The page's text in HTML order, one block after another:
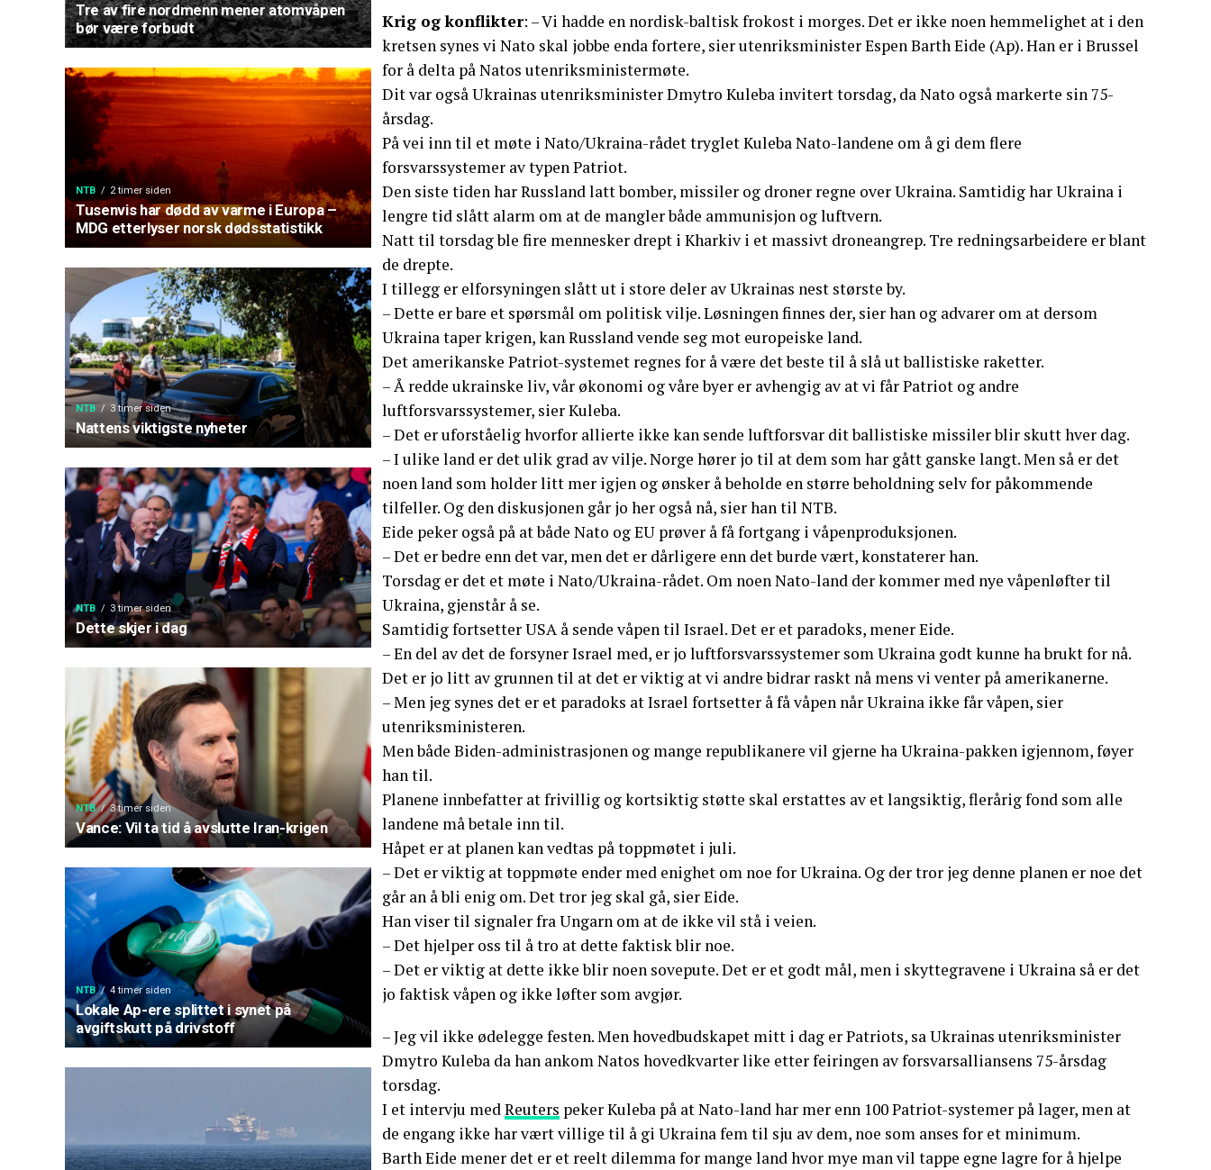
Tre av fire nordmenn mener atomvåpen
bør være forbudt
NTB 2 timer siden
Tusenvis har dødd av varme i Europa –
MDG etterlyser norsk dødsstatistikk
NTB 3 timer siden
Nattens viktigste nyheter
NTB 3 timer siden
Dette skjer i dag
NTB 3 timer siden
Vance: Vil ta tid å avslutte Iran-krigen
NTB 4 timer siden
Lokale Ap-ere splittet i synet på
avgiftskutt på drivstoff
Krig og konflikter: – Vi hadde en nordisk-baltisk frokost i morges. Det er ikke noen hemmelighet at i den
kretsen synes vi Nato skal jobbe enda fortere, sier utenriksminister Espen Barth Eide (Ap). Han er i Brussel
for å delta på Natos utenriksministermøte.
Dit var også Ukrainas utenriksminister Dmytro Kuleba invitert torsdag, da Nato også markerte sin 75-
årsdag.
På vei inn til et møte i Nato/Ukraina-rådet tryglet Kuleba Nato-landene om å gi dem flere
forsvarssystemer av typen Patriot.
Den siste tiden har Russland latt bomber, missiler og droner regne over Ukraina. Samtidig har Ukraina i
lengre tid slått alarm om at de mangler både ammunisjon og luftvern.
Natt til torsdag ble fire mennesker drept i Kharkiv i et massivt droneangrep. Tre redningsarbeidere er blant
de drepte.
I tillegg er elforsyningen slått ut i store deler av Ukrainas nest største by.
– Dette er bare et spørsmål om politisk vilje. Løsningen finnes der, sier han og advarer om at dersom
Ukraina taper krigen, kan Russland vende seg mot europeiske land.
Det amerikanske Patriot-systemet regnes for å være det beste til å slå ut ballistiske raketter.
– Å redde ukrainske liv, vår økonomi og våre byer er avhengig av at vi får Patriot og andre
luftforsvarssystemer, sier Kuleba.
– Det er uforståelig hvorfor allierte ikke kan sende luftforsvar dit ballistiske missiler blir skutt hver dag.
– I ulike land er det ulik grad av vilje. Norge hører jo til at dem som har gått ganske langt. Men så er det
noen land som holder litt mer igjen og ønsker å beholde en større beholdning selv for påkommende
tilfeller. Og den diskusjonen går jo her også nå, sier han til NTB.
Eide peker også på at både Nato og EU prøver å få fortgang i våpenproduksjonen.
– Det er bedre enn det var, men det er dårligere enn det burde vært, konstaterer han.
Torsdag er det et møte i Nato/Ukraina-rådet. Om noen Nato-land der kommer med nye våpenløfter til
Ukraina, gjenstår å se.
Samtidig fortsetter USA å sende våpen til Israel. Det er et paradoks, mener Eide.
– En del av det de forsyner Israel med, er jo luftforsvarssystemer som Ukraina godt kunne ha brukt for nå.
Det er jo litt av grunnen til at det er viktig at vi andre bidrar raskt nå mens vi venter på amerikanerne.
– Men jeg synes det er et paradoks at Israel fortsetter å få våpen når Ukraina ikke får våpen, sier
utenriksministeren.
Men både Biden-administrasjonen og mange republikanere vil gjerne ha Ukraina-pakken igjennom, føyer
han til.
Planene innbefatter at frivillig og kortsiktig støtte skal erstattes av et langsiktig, flerårig fond som alle
landene må betale inn til.
Håpet er at planen kan vedtas på toppmøtet i juli.
– Det er viktig at toppmøte ender med enighet om noe for Ukraina. Og der tror jeg denne planen er noe det
går an å bli enig om. Det tror jeg skal gå, sier Eide.
Han viser til signaler fra Ungarn om at de ikke vil stå i veien.
– Det hjelper oss til å tro at dette faktisk blir noe.
– Det er viktig at dette ikke blir noen sovepute. Det er et godt mål, men i skyttegravene i Ukraina så er det
jo faktisk våpen og ikke løfter som avgjør.
– Jeg vil ikke ødelegge festen. Men hovedbudskapet mitt i dag er Patriots, sa Ukrainas utenriksminister
Dmytro Kuleba da han ankom Natos hovedkvarter like etter feiringen av forsvarsalliansens 75-årsdag
torsdag.
I et intervju medReuters peker Kuleba på at Nato-land har mer enn 100 Patriot-systemer på lager, men at
de engang ikke har vært villige til å gi Ukraina fem til sju av dem, noe som anses for et minimum.
Barth Eide mener det er et reelt dilemma for mange land hvor mye man vil tappe egne lagre for å hjelpe